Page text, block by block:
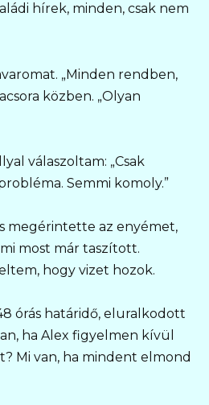
hírek, minden, csak nem
„Minden rendben,
közben. „Olyan
válaszoltam: „Csak
Semmi komoly.”
megérintette az enyémet,
most már taszított.
hogy vizet hozok.
órás határidő, eluralkodott
ha Alex figyelmen kívül
Mi van, ha mindent elmond